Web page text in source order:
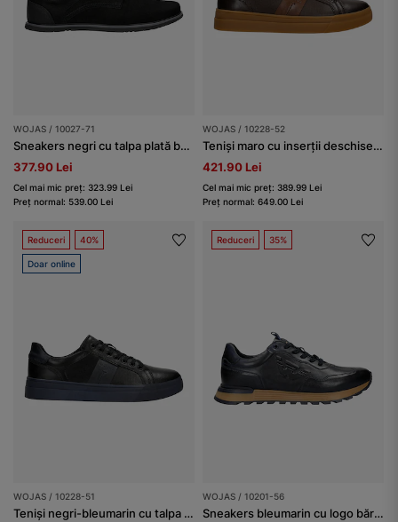
WOJAS / 10027-71
Sneakers negri cu talpa plată bărbați
377.90 Lei
Cel mai mic preț: 323.99 Lei
Preț normal: 539.00 Lei
WOJAS / 10228-52
Teniși maro cu inserții deschise bărbați
421.90 Lei
Cel mai mic preț: 389.99 Lei
Preț normal: 649.00 Lei
Reduceri 40%
Doar online
WOJAS / 10228-51
Teniși negri-bleumarin cu talpa plată bărbați
Reduceri 35%
WOJAS / 10201-56
Sneakers bleumarin cu logo bărbați